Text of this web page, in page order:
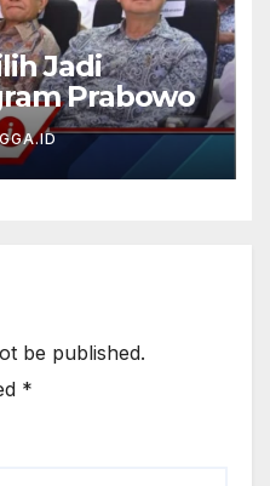
Jadi
Prabowo
be published.
*